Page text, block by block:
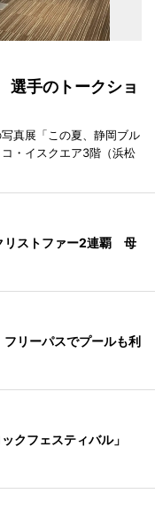
手のトークショ
真展「この夏、静岡ブル
・イスクエア3階（浜松
リストファー2連覇 母
リーパスでプールも利
クフェスティバル」